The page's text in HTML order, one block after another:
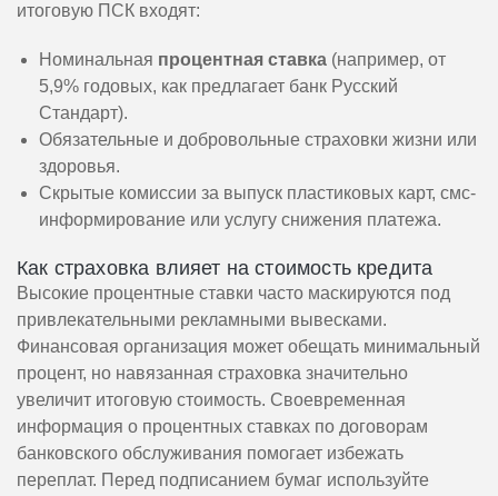
итоговую ПСК входят:
Номинальная процентная ставка (например, от
5,9% годовых, как предлагает банк Русский
Стандарт).
Обязательные и добровольные страховки жизни или
здоровья.
Скрытые комиссии за выпуск пластиковых карт, смс-
информирование или услугу снижения платежа.
Как страховка влияет на стоимость кредита
Высокие процентные ставки часто маскируются под
привлекательными рекламными вывесками.
Финансовая организация может обещать минимальный
процент, но навязанная страховка значительно
увеличит итоговую стоимость. Своевременная
информация о процентных ставках по договорам
банковского обслуживания помогает избежать
переплат. Перед подписанием бумаг используйте